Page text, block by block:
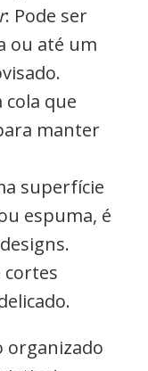
: Pode ser
ou até um
cola que
manter
superfície
espuma, é
cortes
organizado